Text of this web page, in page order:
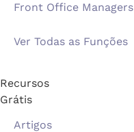
Front Office Managers
Ver Todas as Funções
Recursos
Grátis
Artigos